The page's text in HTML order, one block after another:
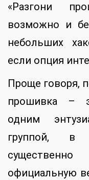
«Разгони
возможно и
небольших
если опция
Проще говоря,
прошивка –
одним
группой, в
официальную